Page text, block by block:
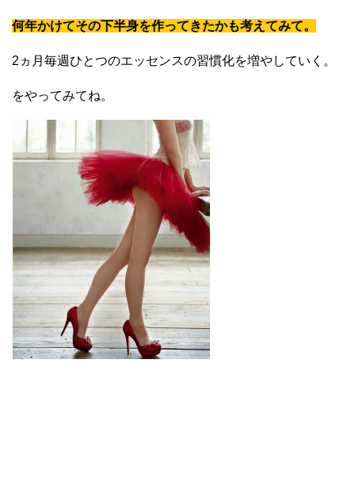
何年かけてその下半身を作ってきたかも考えてみて。
2ヵ月毎週ひとつのエッセンスの習慣化を増やしていく。
をやってみてね。